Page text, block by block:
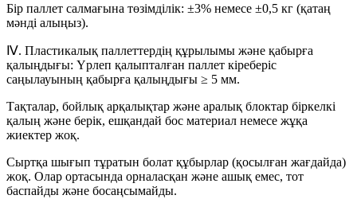
Бір паллет салмағына төзімділік: ±3% немесе ±0,5 кг (қатаң
мәнді алыңыз).
Ⅳ. Пластикалық паллеттердің құрылымы және қабырға
қалыңдығы: Үрлеп қалыпталған паллет кіреберіс
саңылауының қабырға қалыңдығы ≥ 5 мм.
Тақталар, бойлық арқалықтар және аралық блоктар біркелкі
қалың және берік, ешқандай бос материал немесе жұқа
жиектер жоқ.
Сыртқа шығып тұратын болат құбырлар (қосылған жағдайда)
жоқ. Олар ортасында орналасқан және ашық емес, тот
баспайды және босаңсымайды.